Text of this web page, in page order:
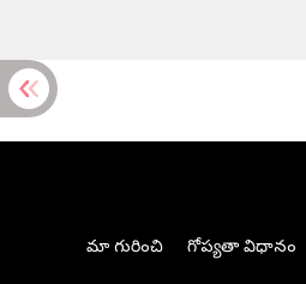
మా గురించి గోప్యతా విధానం